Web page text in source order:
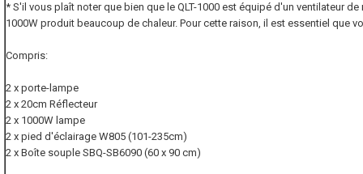
* S'il vous plaît noter que bien que le QLT-1000 est équipé d'un ventilateur
1000W produit beaucoup de chaleur. Pour cette raison, il est essentiel que
Compris:
2 x porte-lampe
2 x 20cm Réflecteur
2 x 1000W lampe
2 x pied d'éclairage W805 (101-235cm)
2 x Boîte souple SBQ-SB6090 (60 x 90 cm)